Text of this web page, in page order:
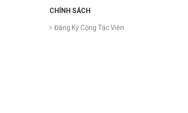
CHÍNH SÁCH
Đăng Ký Cộng Tác Viên